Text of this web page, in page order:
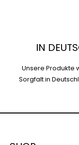
IN
Unsere Produkte
Sorgfalt in